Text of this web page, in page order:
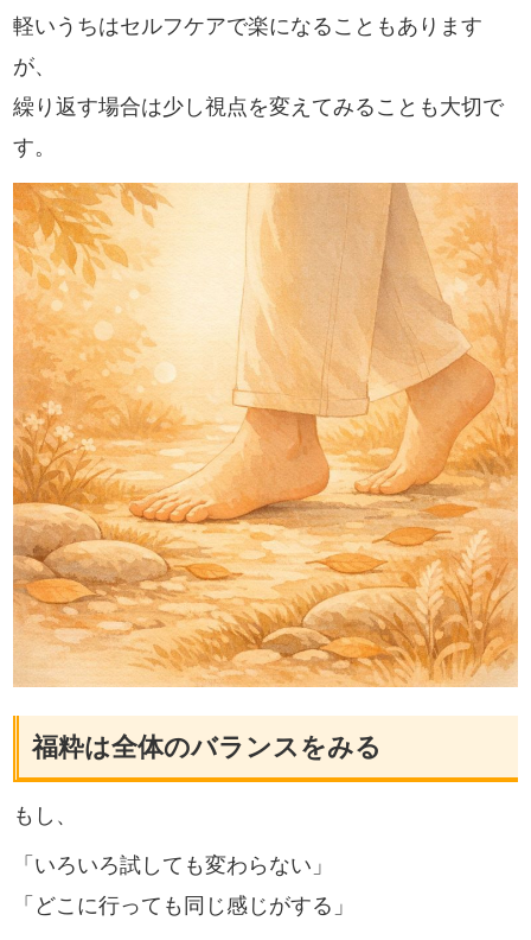
軽いうちはセルフケアで楽になることもあります
が、
繰り返す場合は少し視点を変えてみることも大切で
す。
福粋は全体のバランスをみる
もし、
「いろいろ試しても変わらない」
「どこに行っても同じ感じがする」